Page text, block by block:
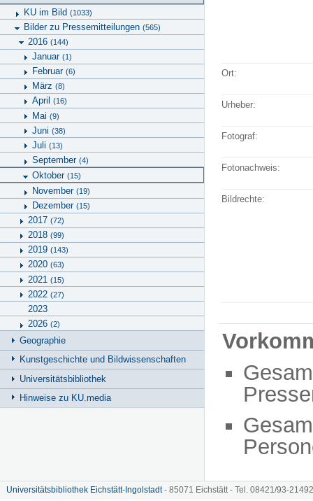
KU im Bild (1033)
Bilder zu Pressemitteilungen (565)
2016 (144)
Januar (1)
Februar (6)
März (8)
April (16)
Mai (9)
Juni (38)
Juli (13)
September (4)
Oktober (15)
November (19)
Dezember (15)
2017 (72)
2018 (99)
2019 (143)
2020 (63)
2021 (15)
2022 (27)
2023
2026 (2)
Geographie
Kunstgeschichte und Bildwissenschaften
Universitätsbibliothek
Hinweise zu KU.media
Ort:
Urheber:
Fotograf:
Fotonachweis:
Bildrechte:
Universitätsbibliothek Eichstätt-Ingolstadt- 85071 Eichstätt - Tel. 08421/93-